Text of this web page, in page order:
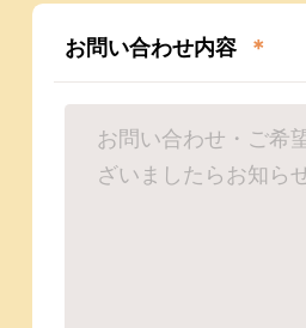
お問い合わせ内容 ＊